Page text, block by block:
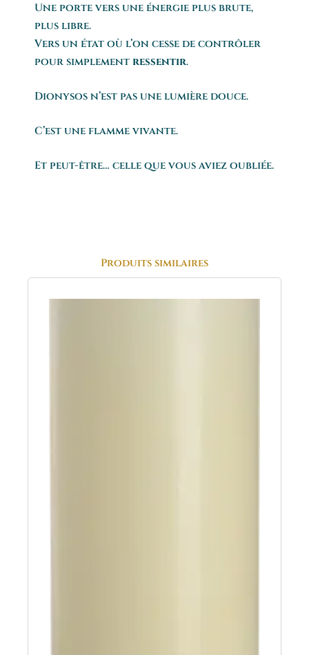
Une porte vers une énergie plus brute,
plus libre.
Vers un état où l’on cesse de contrôler
pour simplement ressentir.
Dionysos n’est pas une lumière douce.
C’est une flamme vivante.
Et peut-être… celle que vous aviez oubliée.
Produits similaires